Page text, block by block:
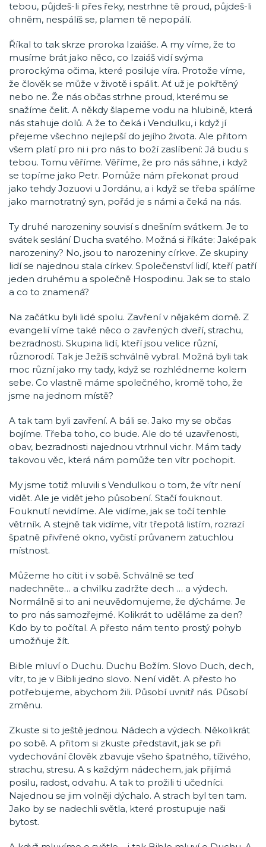
tebou, půjdeš-li přes řeky, nestrhne tě proud, půjdeš-li
ohněm, nespálíš se, plamen tě nepopálí.
Říkal to tak skrze proroka Izaiáše. A my víme, že to
musíme brát jako něco, co Izaiáš vidí svýma
prorockýma očima, které posiluje víra. Protože víme,
že člověk se může v životě i spálit. Ať už je pokřtěný
nebo ne. Že nás občas strhne proud, kterému se
snažíme čelit. A někdy šlapeme vodu na hlubině, která
nás stahuje dolů. A že to čeká i Vendulku, i když jí
přejeme všechno nejlepší do jejího života. Ale přitom
všem platí pro ni i pro nás to boží zaslíbení: Já budu s
tebou. Tomu věříme. Věříme, že pro nás sáhne, i když
se topíme jako Petr. Pomůže nám překonat proud
jako tehdy Jozuovi u Jordánu, a i když se třeba spálíme
jako marnotratný syn, pořád je s námi a čeká na nás.
Ty druhé narozeniny souvisí s dnešním svátkem. Je to
svátek seslání Ducha svatého. Možná si říkáte: Jaképak
narozeniny? No, jsou to narozeniny církve. Ze skupiny
lidí se najednou stala církev. Společenství lidí, kteří patří
jeden druhému a společně Hospodinu. Jak se to stalo
a co to znamená?
Na začátku byli lidé spolu. Zavření v nějakém domě. Z
evangelií víme také něco o zavřených dveří, strachu,
bezradnosti. Skupina lidí, kteří jsou velice různí,
různorodí. Tak je Ježíš schválně vybral. Možná byli tak
moc různí jako my tady, když se rozhlédneme kolem
sebe. Co vlastně máme společného, kromě toho, že
jsme na jednom místě?
A tak tam byli zavření. A báli se. Jako my se občas
bojíme. Třeba toho, co bude. Ale do té uzavřenosti,
obav, bezradnosti najednou vtrhnul vichr. Mám tady
takovou věc, která nám pomůže ten vítr pochopit.
My jsme totiž mluvili s Vendulkou o tom, že vítr není
vidět. Ale je vidět jeho působení. Stačí fouknout.
Fouknutí nevidíme. Ale vidíme, jak se točí tenhle
větrník. A stejně tak vidíme, vítr třepotá listím, rozrazí
špatně přivřené okno, vyčistí průvanem zatuchlou
místnost.
Můžeme ho cítit i v sobě. Schválně se teď
nadechněte… a chvilku zadržte dech … a výdech.
Normálně si to ani neuvědomujeme, že dýcháme. Je
to pro nás samozřejmé. Kolikrát to uděláme za den?
Kdo by to počítal. A přesto nám tento prostý pohyb
umožňuje žít.
Bible mluví o Duchu. Duchu Božím. Slovo Duch, dech,
vítr, to je v Bibli jedno slovo. Není vidět. A přesto ho
potřebujeme, abychom žili. Působí uvnitř nás. Působí
změnu.
Zkuste si to ještě jednou. Nádech a výdech. Několikrát
po sobě. A přitom si zkuste představit, jak se při
vydechování člověk zbavuje všeho špatného, tíživého,
strachu, stresu. A s každým nádechem, jak přijímá
posilu, radost, odvahu. A tak to prožili ti učedníci.
Najednou se jim volněji dýchalo. A strach byl ten tam.
Jako by se nadechli světla, které prostupuje naši
bytost.